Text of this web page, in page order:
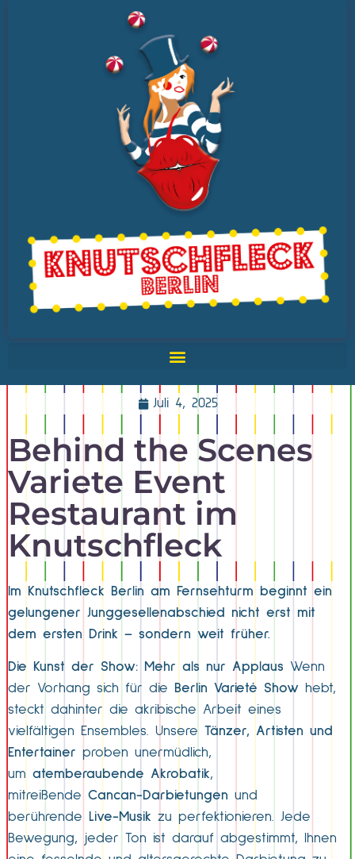
Juli 4, 2025
Behind the Scenes
Variete Event
Restaurant im
Knutschfleck
Im Knutschfleck Berlin am Fernsehturm beginnt ein
gelungener Junggesellenabschied nicht erst mit
dem ersten Drink – sondern weit früher.
Die Kunst der Show: Mehr als nur Applaus Wenn
der Vorhang sich für die
Berlin Varieté Show hebt,
steckt dahinter die akribische Arbeit eines
vielfältigen Ensembles. Unsere Tänzer, Artisten und
Entertainer proben unermüdlich,
um atemberaubende Akrobatik,
mitreißende Cancan-Darbietungen und
berührende
Live-Musik zu perfektionieren. Jede
Bewegung, jeder Ton ist darauf abgestimmt, Ihnen